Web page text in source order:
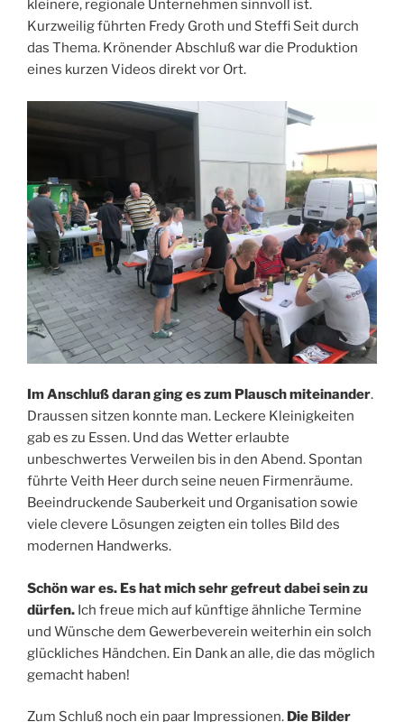
kleinere, regionale Unternehmen sinnvoll ist.
Kurzweilig führten Fredy Groth und Steffi Seit durch
das Thema. Krönender Abschluß war die Produktion
eines kurzen Videos direkt vor Ort.
Im Anschluß daran ging es zum Plausch miteinander.
Draussen sitzen konnte man. Leckere Kleinigkeiten
gab es zu Essen. Und das Wetter erlaubte
unbeschwertes Verweilen bis in den Abend. Spontan
führte Veith Heer durch seine neuen Firmenräume.
Beeindruckende Sauberkeit und Organisation sowie
viele clevere Lösungen zeigten ein tolles Bild des
modernen Handwerks.
Schön war es. Es hat mich sehr gefreut dabei sein zu
dürfen. Ich freue mich auf künftige ähnliche Termine
und Wünsche dem Gewerbeverein weiterhin ein solch
glückliches Händchen. Ein Dank an alle, die das möglich
gemacht haben!
Zum Schluß noch ein paar Impressionen. Die Bilder